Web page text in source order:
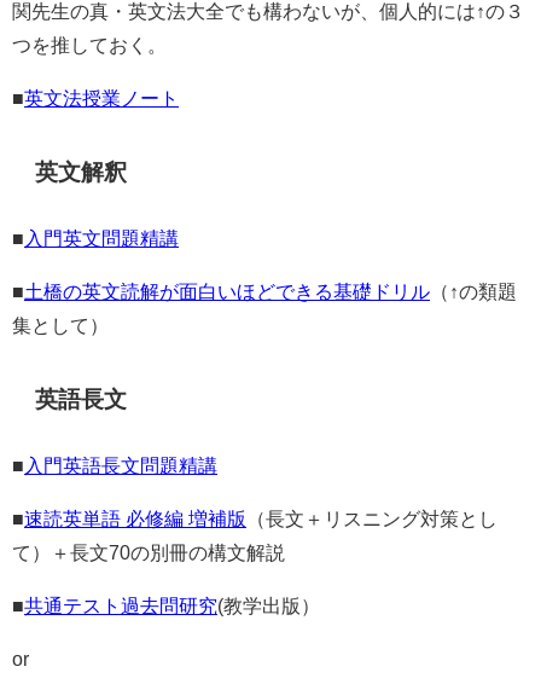
関先生の真・英文法大全でも構わないが、個人的には↑の３
つを推しておく。
■英文法授業ノート
英文解釈
■ 入門英文問題精講
■土橋の英文読解が面白いほどできる基礎ドリル （↑の類題
集として）
英語長文
■ 入門英語長文問題精講
■速読英単語 必修編 増補版
（長文＋リスニング対策とし
て）＋長文70の別冊の構文解説
■共通テスト過去問研究(教学出版）
or